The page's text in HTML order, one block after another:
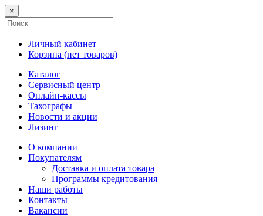
×
Личный кабинет
Корзина (нет товаров)
Каталог
Сервисный центр
Онлайн-кассы
Тахографы
Новости и акции
Лизинг
О компании
Покупателям
Доставка и оплата товара
Программы кредитования
Наши работы
Контакты
Вакансии